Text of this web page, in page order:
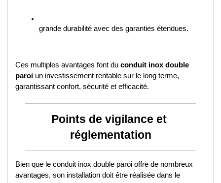
grande durabilité avec des garanties étendues.
Ces multiples avantages font du conduit inox double
paroi un investissement rentable sur le long terme,
garantissant confort, sécurité et efficacité.
Points de vigilance et
réglementation
Bien que le conduit inox double paroi offre de nombreux
avantages, son installation doit être réalisée dans le